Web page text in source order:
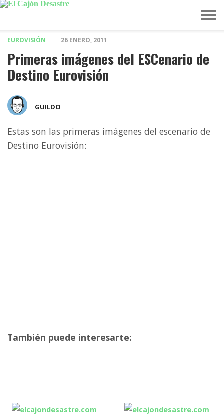
EUROVISIÓN 26 ENERO, 2011
Primeras imágenes del ESCenario de
Destino Eurovisión
GUILDO
Estas son las primeras imágenes del escenario de
Destino Eurovisión:
También puede interesarte: